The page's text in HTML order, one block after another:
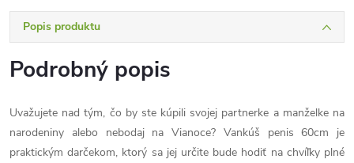
Popis produktu
Podrobný popis
Uvažujete nad tým, čo by ste kúpili svojej partnerke a manželke na
narodeniny alebo nebodaj na Vianoce? Vankúš penis 60cm je
praktickým darčekom, ktorý sa jej určite bude hodiť na chvíľky plné